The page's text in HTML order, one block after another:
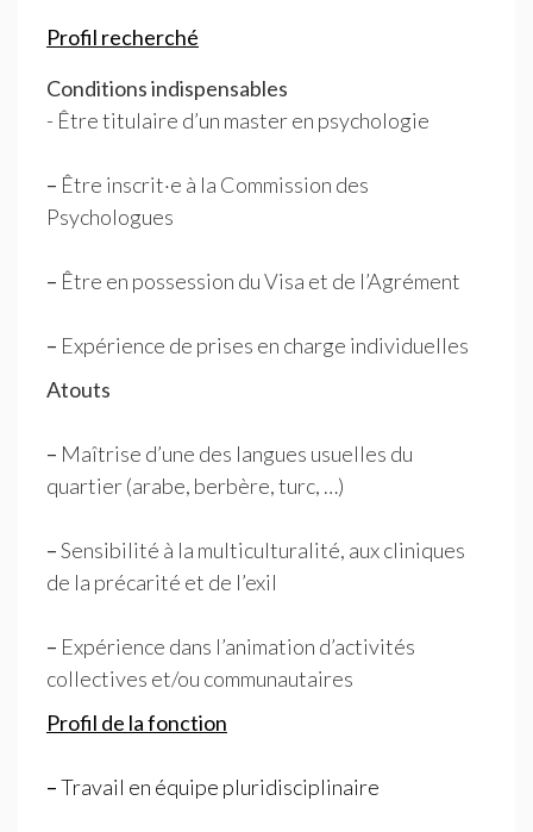
Profil recherché
Conditions indispensables
- Être titulaire d’un master en psychologie
– Être inscrit·e à la Commission des
Psychologues
– Être en possession du Visa et de l’Agrément
– Expérience de prises en charge individuelles
Atouts
– Maîtrise d’une des langues usuelles du
quartier (arabe, berbère, turc, …)
–Sensibilité à la multiculturalité, aux cliniques
de la précarité et de l’exil
– Expérience dans l’animation d’activités
collectives et/ou communautaires
Profil de la fonction
–Travail en équipe pluridisciplinaire